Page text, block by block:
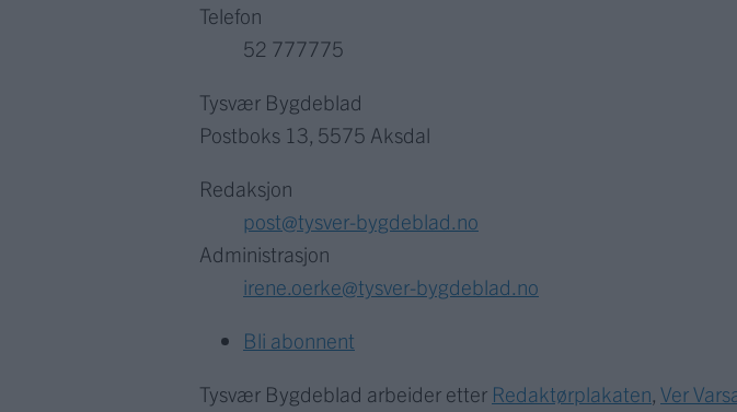
Telefon
52 777775
Tysvær Bygdeblad
Postboks 13, 5575 Aksdal
Redaksjon
post@tysver-bygdeblad.no
Administrasjon
irene.oerke@tysver-bygdeblad.no
Bli abonnent
Tysvær Bygdeblad arbeider etter Redaktørplakaten Ver